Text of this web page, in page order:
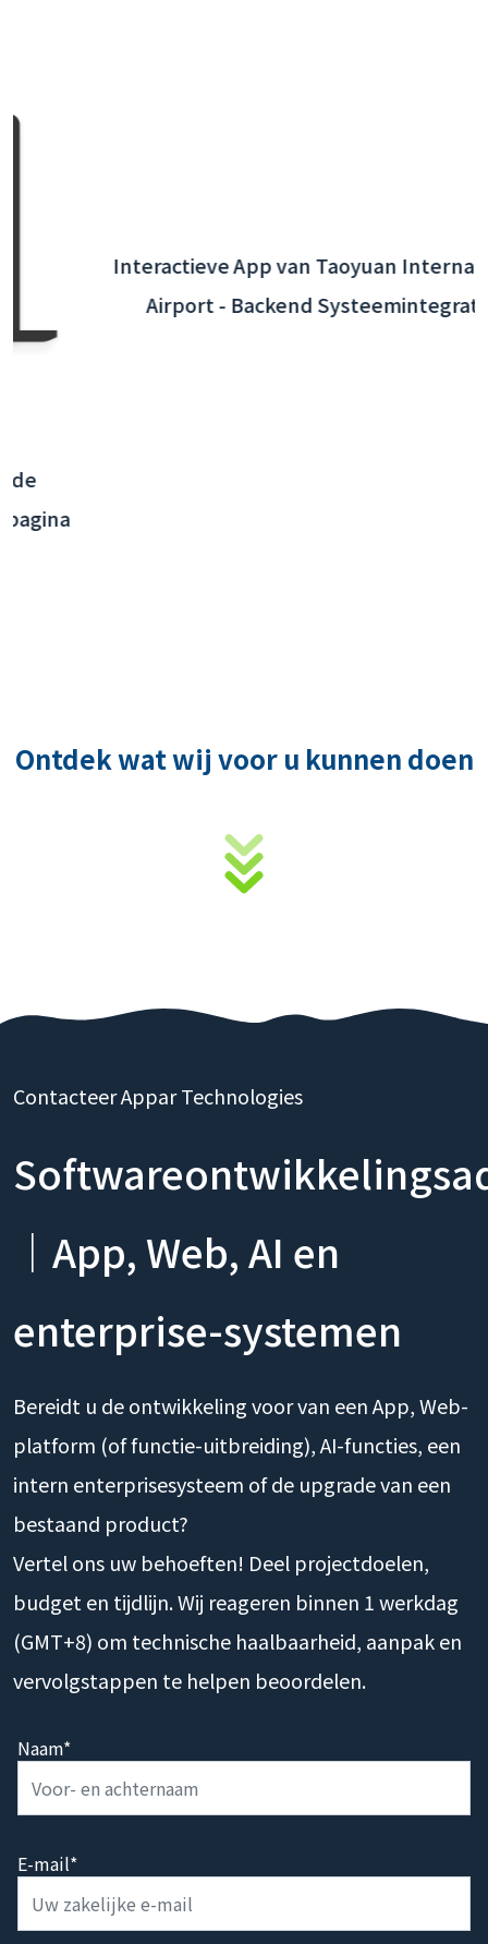
Interactieve App van Taoyuan International
Ontdek wat wij voor u kunnen doen
Contacteer Appar Technologies
｜App, Web, AI en
enterprise-systemen
Bereidt u de ontwikkeling voor van een App, Web-
platform (of functie-uitbreiding), AI-functies, een
intern enterprisesysteem of de upgrade van een
bestaand product?
Vertel ons uw behoeften! Deel projectdoelen,
budget en tijdlijn. Wij reageren binnen 1 werkdag
(GMT+8) om technische haalbaarheid, aanpak en
vervolgstappen te helpen beoordelen.
Naam*
E-mail*